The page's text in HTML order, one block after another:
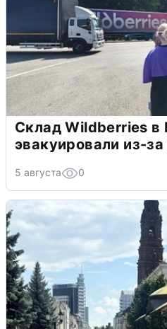
Склад Wildberries в
эвакуировали из-
5 августа 0